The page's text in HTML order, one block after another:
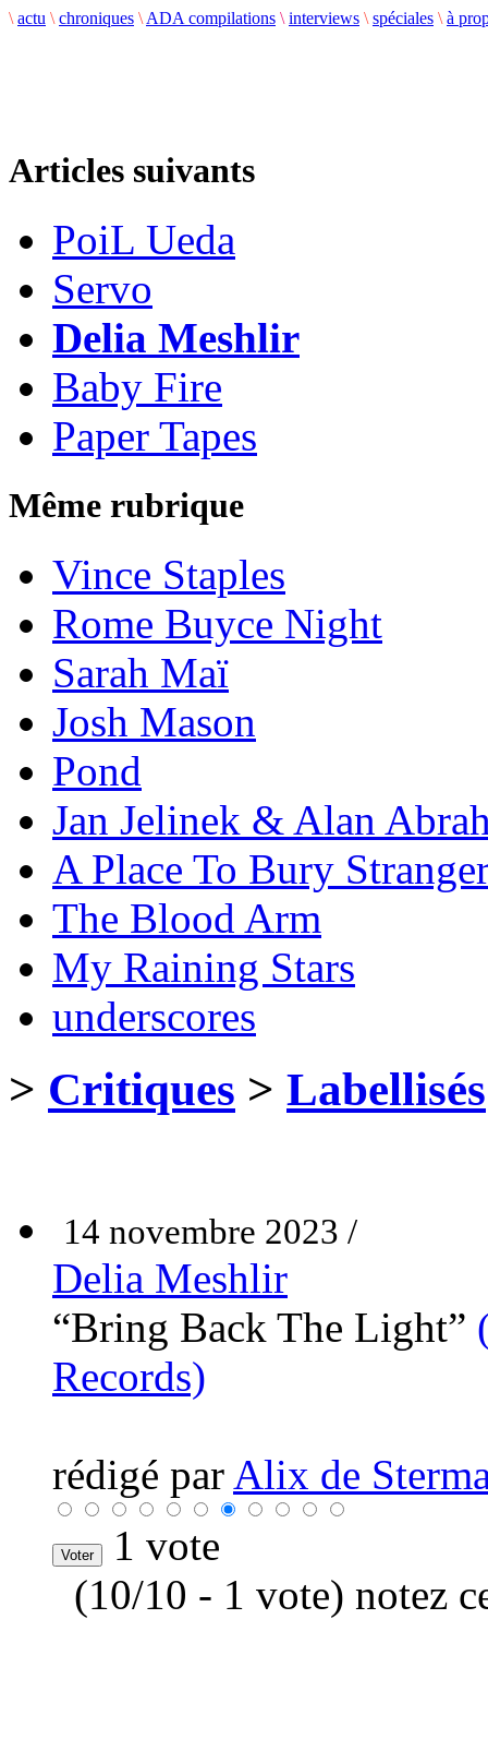
\ actu \ chroniques \ ADA compilations \ interviews \ spéciales \ à
Articles suivants
PoiL Ueda
Servo
Delia Meshlir
Baby Fire
Paper Tapes
Même rubrique
Vince Staples
Rome Buyce Night
Sarah Maï
Josh Mason
Pond
Jan Jelinek & Alan
A Place To Bury
The Blood Arm
My Raining Stars
underscores
> Critiques > Labellisés
14 novembre 2023 /
Delia Meshlir
“Bring Back The Light”
Records)
rédigé par Alix de
1 vote
(10/10 - 1 vote) notez